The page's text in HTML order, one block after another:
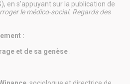
en s'appuyant sur la publication de
le médico-social. Regards des
:
et de sa genèse: